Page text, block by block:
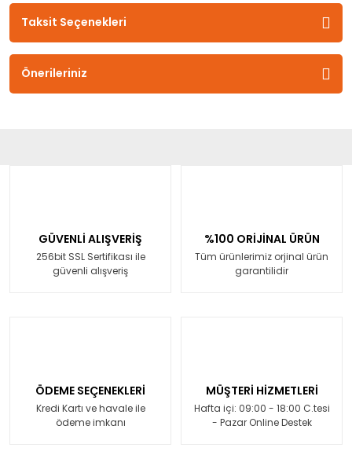
Taksit Seçenekleri
Önerileriniz
GÜVENLİ ALIŞVERİŞ
256bit SSL Sertifikası ile
güvenli alışveriş
%100 ORİJİNAL ÜRÜN
Tüm ürünlerimiz orjinal ürün
garantilidir
ÖDEME SEÇENEKLERİ
Kredi Kartı ve havale ile
ödeme imkanı
MÜŞTERİ HİZMETLERİ
Hafta içi: 09:00 - 18:00 C.tesi
- Pazar Online Destek